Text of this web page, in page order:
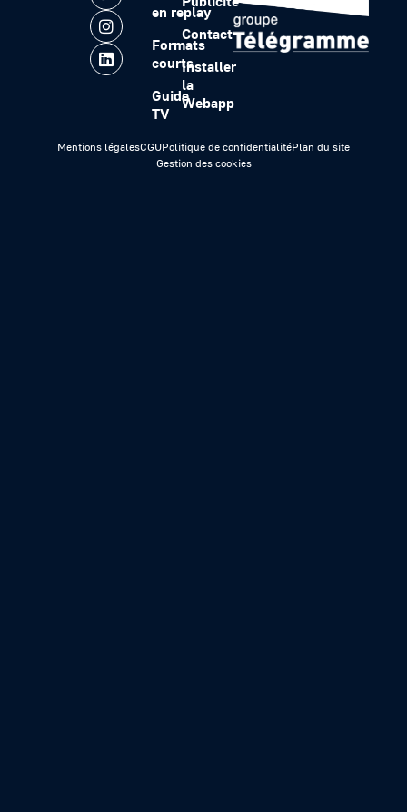
en replay
Formats
courts
Guide
TV
Contact
Installer
la
Webapp
Mentions légalesCGUPolitique de confidentialitéPlan du site
Gestion des cookies